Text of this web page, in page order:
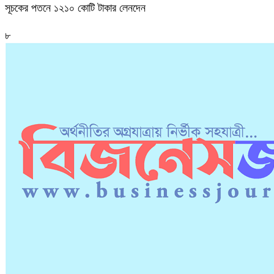
সূচকের পতনে ১২১০ কোটি টাকার লেনদেন
৮